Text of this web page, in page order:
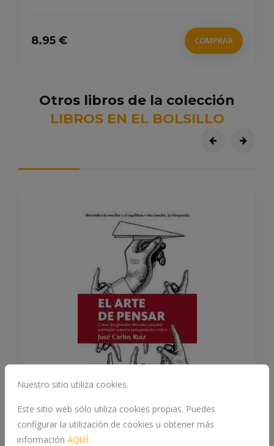
COMPRAR
Otros libros de la colección
LIBROS EN EL BOLSILLO
EL ARTE DE PENSAR
Nuestro sitio utiliza cookies.
Este sitio web sólo utiliza cookies propias. Puedes
configurar la utilización de cookies u obtener más
información AQUÍ